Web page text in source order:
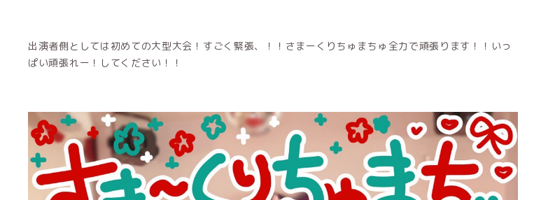
出演者側としては初めての大型大会！すごく緊張、！！さまーくりちゅまちゅ全力で頑張ります！！いっ
ぱい頑張れー！してください！！